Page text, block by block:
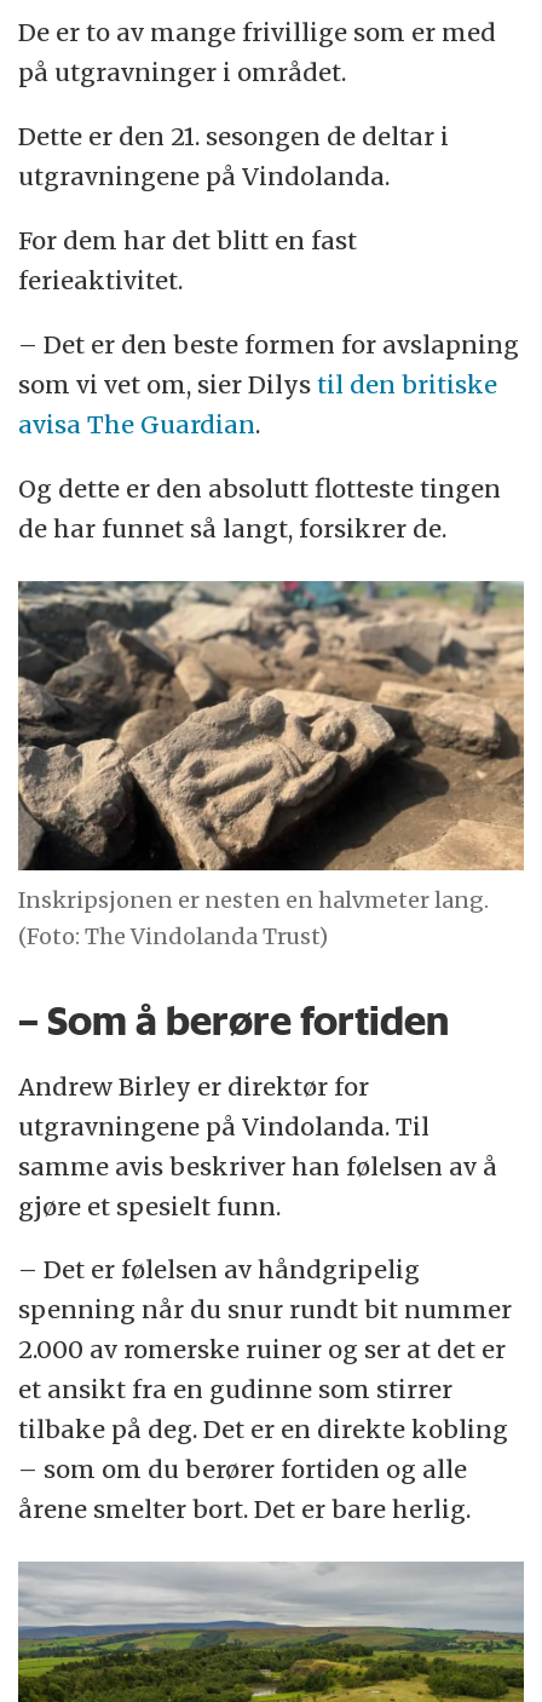
De er to av mange frivillige som er med
på utgravninger i området.
Dette er den 21. sesongen de deltar i
utgravningene på Vindolanda.
For dem har det blitt en fast
ferieaktivitet.
– Det er den beste formen for avslapning
som vi vet om, sier Dilystil den britiske
avisa The Guardian.
Og dette er den absolutt flotteste tingen
de har funnet så langt, forsikrer de.
Inskripsjonen er nesten en halvmeter lang.
(Foto: The Vindolanda Trust)
– Som å berøre fortiden
Andrew Birley er direktør for
utgravningene på Vindolanda. Til
samme avis beskriver han følelsen av å
gjøre et spesielt funn.
– Det er følelsen av håndgripelig
spenning når du snur rundt bit nummer
2.000 av romerske ruiner og ser at det er
et ansikt fra en gudinne som stirrer
tilbake på deg. Det er en direkte kobling
– som om du berører fortiden og alle
årene smelter bort. Det er bare herlig.